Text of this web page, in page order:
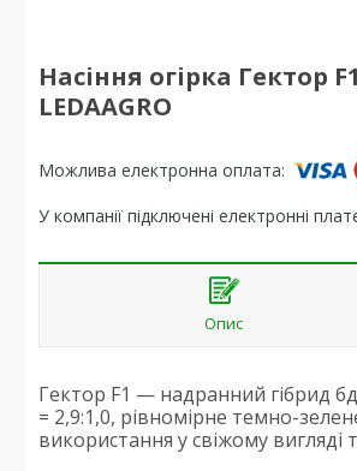
Насіння огірка Гектор
LEDAAGRO
У компанії підключені електронні
Опис
Гектор F1 — надранний гібрид
= 2,9:1,0, рівномірне темно-
використання у свіжому вигляді